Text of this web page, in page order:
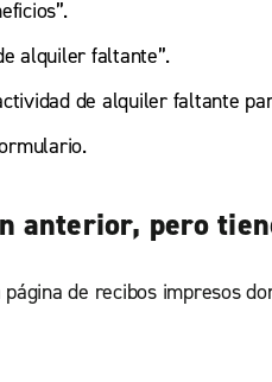
alquiler faltante”.
de alquiler faltante
anterior, pero
de recibos impresos